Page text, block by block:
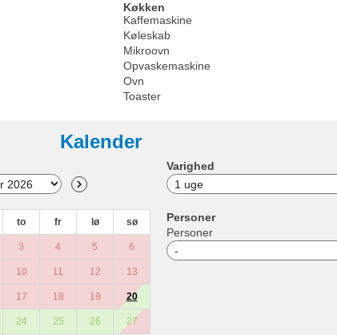
Køkken
Kaffemaskine
Køleskab
Mikroovn
Opvaskemaskine
Ovn
Toaster
Kalender
to fr lø sø
3 4 5 6
10 11 12 13
17 18 19 20
24 25 26 27
Varighed
Personer
Personer